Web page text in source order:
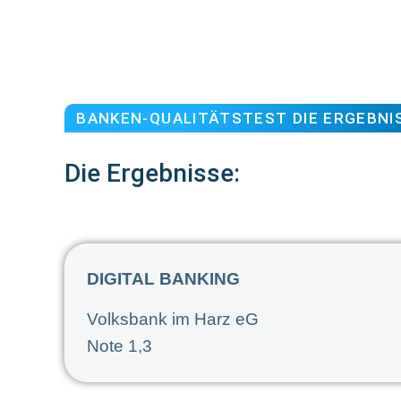
BANKEN-QUALITÄTSTEST DIE
Die Ergebnisse:
DIGITAL BANKING
Volksbank im Harz eG
Note 1,3